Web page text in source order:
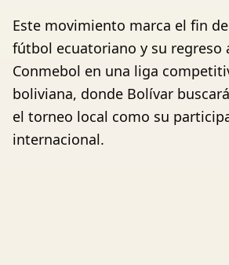
Este movimiento marca el fin
fútbol ecuatoriano y su regreso
Conmebol en una liga
boliviana, donde Bolívar
el torneo local como su
internacional.